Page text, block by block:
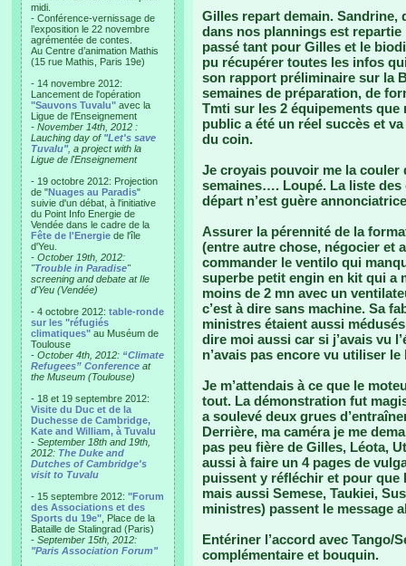
midi.
- Conférence-vernissage de
l’exposition le 22 novembre
agrémentée de contes.
Au Centre d’animation Mathis
(15 rue Mathis, Paris 19e)
- 14 novembre 2012:
Lancement de l'opération
"Sauvons Tuvalu" avec la
Ligue de l'Enseignement
- November 14th, 2012 :
Lauching day of "Let's save
Tuvalu", a project with la
Ligue de l'Enseignement
- 19 octobre 2012: Projection
de "Nuages au Paradis"
suivie d'un débat, à l'initiative
du Point Info Energie de
Vendée dans le cadre de la
Fête de l'Energie de l'île
d'Yeu.
- October 19th, 2012:
"Trouble in Paradise"
screening and debate at Ile
d'Yeu (Vendée)
- 4 octobre 2012: table-ronde
sur les "réfugiés
climatiques" au Muséum de
Toulouse
- October 4th, 2012: “Climate
Refugees” Conference at
the Museum (Toulouse)
- 18 et 19 septembre 2012:
Visite du Duc et de la
Duchesse de Cambridge,
Kate and William, à Tuvalu
- September 18th and 19th,
2012: The Duke and
Dutches of Cambridge's
visit to Tuvalu
- 15 septembre 2012: "Forum
des Associations et des
Sports du 19e" , Place de la
Bataille de Stalingrad (Paris)
- September 15th, 2012:
"Paris Association Forum"
Gilles repart demain. Sandrine,
dans nos plannings est repartie
passé tant pour Gilles et le
pu récupérer toutes les infos
son rapport préliminaire sur la
semaines de préparation, de
Tmti sur les 2 équipements que
public a été un réel succès et
du coin.
Je croyais pouvoir me la couler
semaines…. Loupé. La liste des
départ n’est guère
Assurer la pérennité de la
(entre autre chose, négocier et
commander le ventilo qui
superbe petit engin en kit qui a
moins de 2 mn avec un
c’est à dire sans machine. Sa
ministres étaient aussi
dire moi aussi car si j’avais vu
n’avais pas encore vu utiliser le
Je m’attendais à ce que le
tout. La démonstration fut
a soulevé deux grues
Derrière, ma caméra je me
pas peu fière de Gilles, Léota,
aussi à faire un 4 pages de
puissent y réfléchir et pour que
mais aussi Semese, Taukiei,
ministres) passent le message
Entériner l’accord avec Tango/
complémentaire et bouquin.